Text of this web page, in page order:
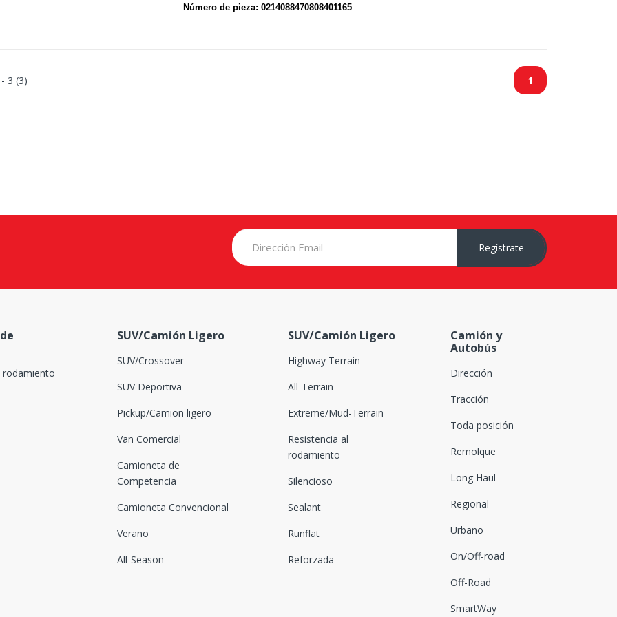
Número de pieza: 0214088470808401165
3 (3) 1
Regístrate
rodamiento
SUV/Camión Ligero
SUV/Crossover
SUV Deportiva
Pickup/Camion ligero
Van Comercial
Camioneta de
Competencia
Camioneta Convencional
Verano
All-Season
SUV/Camión Ligero
Highway Terrain
All-Terrain
Extreme/Mud-Terrain
Resistencia al
rodamiento
Silencioso
Sealant
Runflat
Reforzada
Camión y
Autobús
Dirección
Tracción
Toda posición
Remolque
Long Haul
Regional
Urbano
On/Off-road
Off-Road
SmartWay